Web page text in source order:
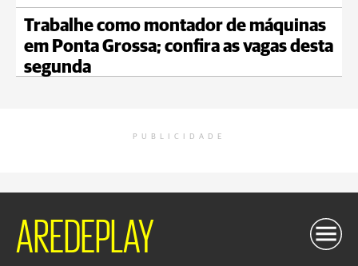
Trabalhe como montador de máquinas
em Ponta Grossa; confira as vagas desta
segunda
PUBLICIDADE
AREDEPLAY